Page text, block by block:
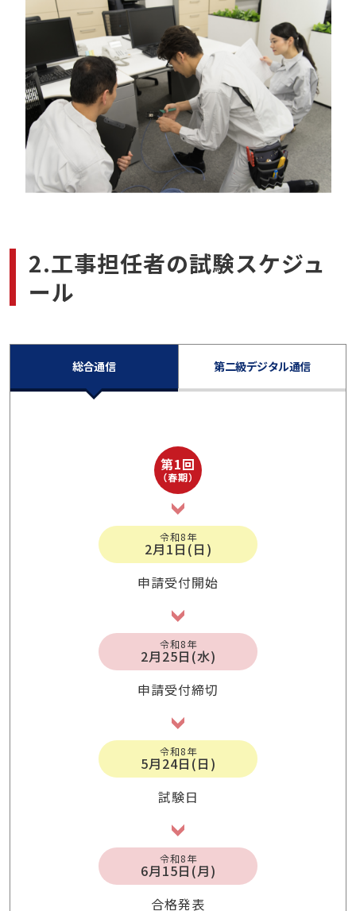
2.工事担任者の試験スケジュ
ール
総合通信 第二級デジタル通信
第1回
（春期）
令和8年
2月1日(日)
申請受付開始
令和8年
2月25日(水)
申請受付締切
令和8年
5月24日(日)
試験日
令和8年
6月15日(月)
合格発表